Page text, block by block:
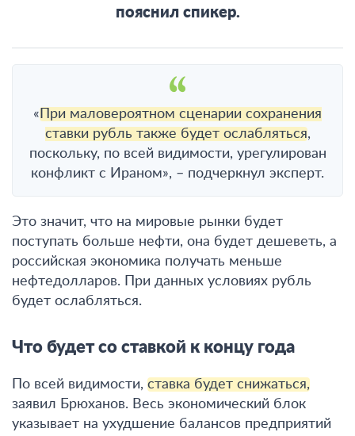
пояснил спикер.
« При маловероятном сценарии сохранения
ставки рубль также будет ослабляться,
поскольку, по всей видимости, урегулирован
конфликт с Ираном», – подчеркнул эксперт.
Это значит, что на мировые рынки будет
поступать больше нефти, она будет дешеветь, а
российская экономика получать меньше
нефтедолларов. При данных условиях рубль
будет ослабляться.
Что будет со ставкой к концу года
По всей видимости, ставка будет снижаться,
заявил Брюханов. Весь экономический блок
указывает на ухудшение балансов предприятий